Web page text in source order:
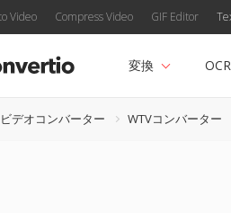
Video Compress Video GIF Editor
変換 OCR
ビデオコンバーター WTVコンバーター